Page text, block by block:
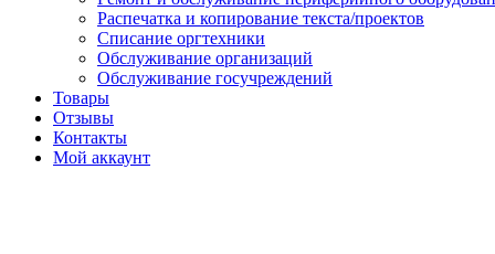
Распечатка и копирование текста/проектов
Списание оргтехники
Обслуживание организаций
Обслуживание госучреждений
Товары
Отзывы
Контакты
Мой аккаунт